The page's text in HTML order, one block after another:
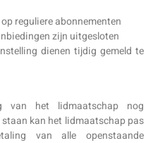
reguliere abonnementen
zijn uitgesloten
dienen tijdig gemeld te
van het lidmaatschap nog
kan het lidmaatschap pas
van alle openstaande